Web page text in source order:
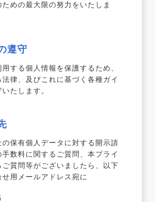
めの最大限の努力をいたしま
遵守
する個人情報を保護するため、
律、及びこれに基づく各種ガイ
たします。
保有個人データに対する開示請
数料に関するご質問、本プライ
質問等がございましたら、以下
用メールアドレス宛に